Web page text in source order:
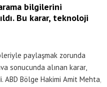
bilgilerini
Bu karar, teknoloji
paylaşmak zorunda
sonucunda alınan karar,
ABD Bölge Hakimi Amit Mehta,